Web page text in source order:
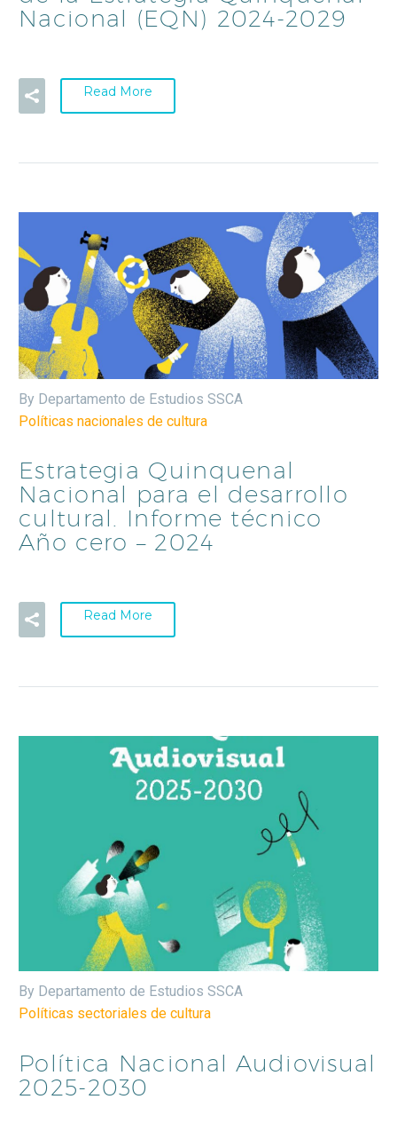
Nacional (EQN) 2024-2029
Read More
By Departamento de Estudios SSCA
Políticas nacionales de cultura
Estrategia Quinquenal
Nacional para el desarrollo
cultural. Informe técnico
Año cero – 2024
Read More
By Departamento de Estudios SSCA
Políticas sectoriales de cultura
Política Nacional Audiovisual
2025-2030